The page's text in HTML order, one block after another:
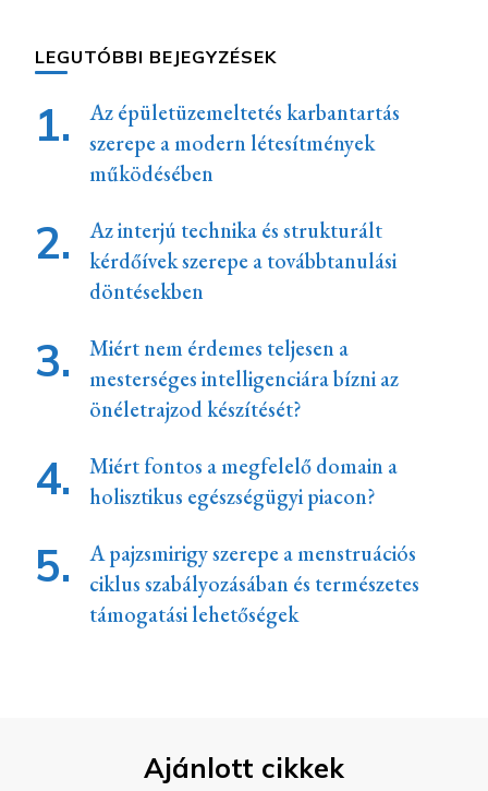
LEGUTÓBBI BEJEGYZÉSEK
Az épületüzemeltetés karbantartás
szerepe a modern létesítmények
működésében
Az interjú technika és strukturált
kérdőívek szerepe a továbbtanulási
döntésekben
Miért nem érdemes teljesen a
mesterséges intelligenciára bízni az
önéletrajzod készítését?
Miért fontos a megfelelő domain a
holisztikus egészségügyi piacon?
A pajzsmirigy szerepe a menstruációs
ciklus szabályozásában és természetes
támogatási lehetőségek
Ajánlott cikkek